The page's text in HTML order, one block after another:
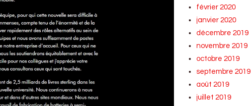
février 2020
janvier 2020
décembre 2019
novembre 2019
octobre 2019
septembre 2019
août 2019
juillet 2019